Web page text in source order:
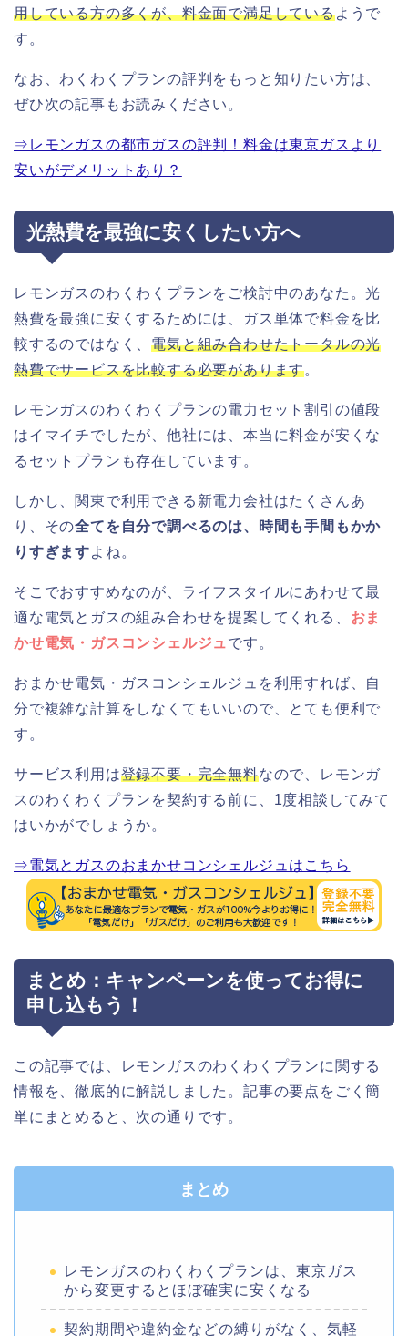
用している方の多くが、料金面で満足しているようで
す。
なお、わくわくプランの評判をもっと知りたい方は、
ぜひ次の記事もお読みください。
⇒レモンガスの都市ガスの評判！料金は東京ガスより
安いがデメリットあり？
光熱費を最強に安くしたい方へ
レモンガスのわくわくプランをご検討中のあなた。光
熱費を最強に安くするためには、ガス単体で料金を比
較するのではなく、電気と組み合わせたトータルの光
熱費でサービスを比較する必要があります。
レモンガスのわくわくプランの電力セット割引の値段
はイマイチでしたが、他社には、本当に料金が安くな
るセットプランも存在しています。
しかし、関東で利用できる新電力会社はたくさんあ
り、その全てを自分で調べるのは、時間も手間もかか
りすぎますよね。
そこでおすすめなのが、ライフスタイルにあわせて最
適な電気とガスの組み合わせを提案してくれる、 おま
かせ電気・ガスコンシェルジュ です。
おまかせ電気・ガスコンシェルジュを利用すれば、自
分で複雑な計算をしなくてもいいので、とても便利で
す。
サービス利用は登録不要・完全無料なので、レモンガ
スのわくわくプランを契約する前に、1度相談してみて
はいかがでしょうか。
⇒電気とガスのおまかせコンシェルジュはこちら
まとめ：キャンペーンを使ってお得に
申し込もう！
この記事では、レモンガスのわくわくプランに関する
情報を、徹底的に解説しました。記事の要点をごく簡
単にまとめると、次の通りです。
まとめ
レモンガスのわくわくプランは、東京ガス
から変更するとほぼ確実に安くなる
契約期間や違約金などの縛りがなく、気軽